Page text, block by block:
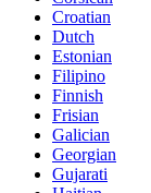
Croatian
Dutch
Estonian
Filipino
Finnish
Frisian
Galician
Georgian
Gujarati